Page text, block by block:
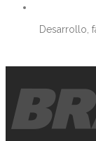
Desarrollo,